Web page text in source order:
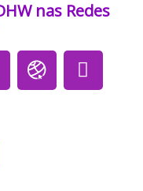
nas Redes